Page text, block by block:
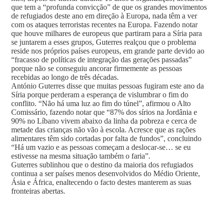
que tem a “profunda convicção” de que os grandes movimentos
de refugiados deste ano em direção à Europa, nada têm a ver
com os ataques terroristas recentes na Europa. Fazendo notar
que houve milhares de europeus que partiram para a Síria para
se juntarem a esses grupos, Guterres realçou que o problema
reside nos próprios países europeus, em grande parte devido ao
“fracasso de políticas de integração das gerações passadas”
porque não se conseguiu ancorar firmemente as pessoas
recebidas ao longo de três décadas.
António Guterres disse que muitas pessoas fugiram este ano da
Síria porque perderam a esperança de vislumbrar o fim do
conflito. “Não há uma luz ao fim do túnel”, afirmou o Alto
Comissário, fazendo notar que “87% dos sírios na Jordânia e
90% no Líbano vivem abaixo da linha da pobreza e cerca de
metade das crianças não vão à escola. Acresce que as rações
alimentares têm sido cortadas por falta de fundos”, concluindo
“Há um vazio e as pessoas começam a deslocar-se… se eu
estivesse na mesma situação também o faria”.
Guterres sublinhou que o destino da maioria dos refugiados
continua a ser países menos desenvolvidos do Médio Oriente,
Ásia e África, enaltecendo o facto destes manterem as suas
fronteiras abertas.